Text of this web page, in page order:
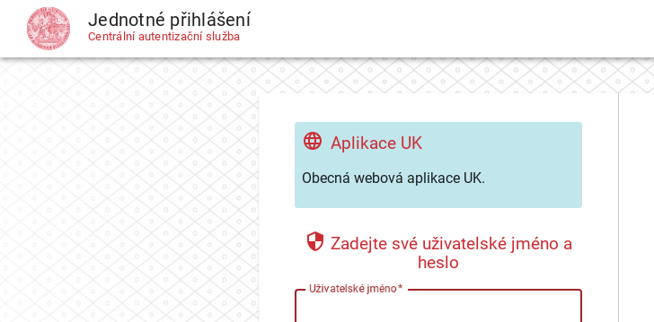
CAS Jednotné přihlášení
Centrální autentizační služba
Aplikace UK
Obecná webová aplikace UK.
Zadejte své uživatelské jméno a
heslo
Uživatelské jméno